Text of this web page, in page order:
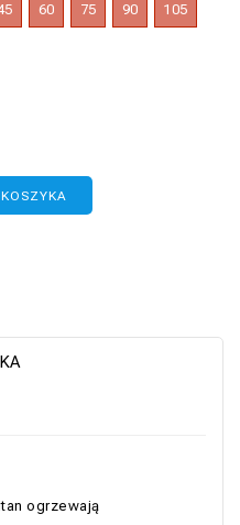
60 75 90 105
ogrzewają